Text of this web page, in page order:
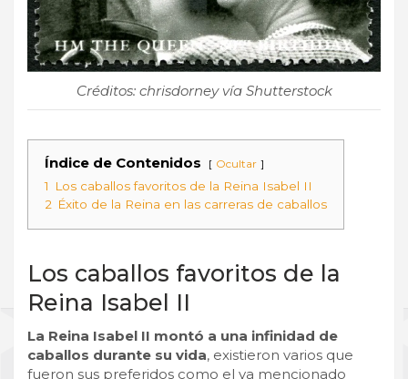
Créditos: chrisdorney vía Shutterstock
Índice de Contenidos Ocultar
1
Los caballos favoritos de la Reina Isabel II
2 Éxito de la Reina en las carreras de caballos
Los caballos favoritos de la
Reina Isabel II
La Reina Isabel II montó a una infinidad de
caballos durante su vida, existieron varios que
fueron sus preferidos como el ya mencionado